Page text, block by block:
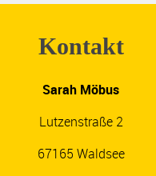
Kontakt
Sarah Möbus
Lutzenstraße 2
67165 Waldsee